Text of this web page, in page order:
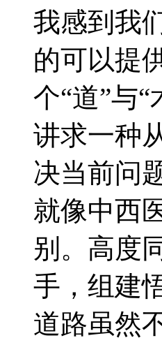
我感到我
的可以提
个“道”与
讲求一种
决当前问
就像中西
别。高度
手，组建
道路虽然